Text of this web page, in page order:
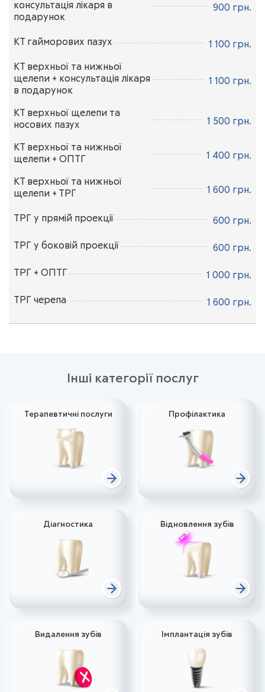
консультація лікаря в
подарунок
900 грн.
ЗАПИСАТИСЯ НА ПРИЙОМ
КТ гайморових пазух 1 100 грн.
ЗАПИСАТИСЯ НА ПРИЙОМ
КТ верхньої та нижньої
щелепи + консультація лікаря
в подарунок
1 100 грн.
ЗАПИСАТИСЯ НА ПРИЙОМ
КТ верхньої щелепи та
носових пазух
1 500 грн.
ЗАПИСАТИСЯ НА ПРИЙОМ
КТ верхньої та нижньої
щелепи + ОПТГ
1 400 грн.
ЗАПИСАТИСЯ НА ПРИЙОМ
КТ верхньої та нижньої
щелепи + ТРГ
1 600 грн.
ЗАПИСАТИСЯ НА ПРИЙОМ
ТРГ у прямій проекції 600 грн.
ЗАПИСАТИСЯ НА ПРИЙОМ
ТРГ у боковій проекції 600 грн.
ЗАПИСАТИСЯ НА ПРИЙОМ
ТРГ + ОПТГ 1 000 грн.
ЗАПИСАТИСЯ НА ПРИЙОМ
ТРГ черепа 1 600 грн.
ЗАПИСАТИСЯ НА ПРИЙОМ
Інші категорії послуг
Терапевтичні послуги Профілактика
Діагностика Відновлення зубів
Видалення зубів Імплантація зубів